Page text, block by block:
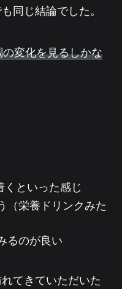
同じ結論でした。
変化を見るしかな
くといった感じ
（栄養ドリンクみた
るのが良い
てきていただいた